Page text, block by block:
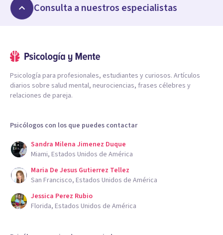
Consulta a nuestros especialistas
Psicología para profesionales, estudiantes y curiosos. Artículos
diarios sobre salud mental, neurociencias, frases célebres y
relaciones de pareja.
Psicólogos con los que puedes contactar
Sandra Milena Jimenez Duque
Miami, Estados Unidos de América
Maria De Jesus Gutierrez Tellez
San Francisco, Estados Unidos de América
Jessica Perez Rubio
Florida, Estados Unidos de América